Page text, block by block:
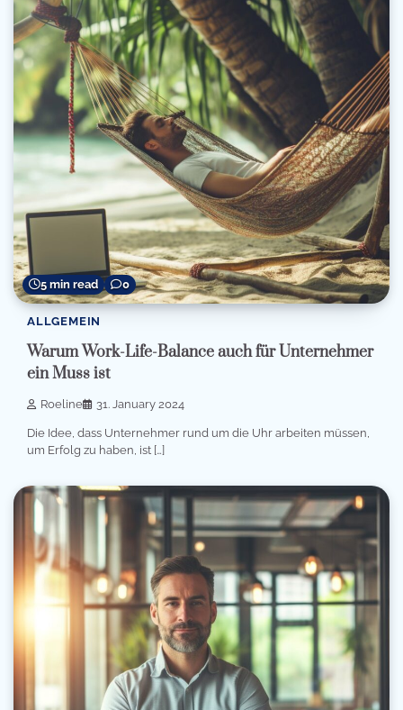
5 min read 0
ALLGEMEIN
Warum Work-Life-Balance auch für Unternehmer
ein Muss ist
Roeline 31. January 2024
Die Idee, dass Unternehmer rund um die Uhr arbeiten müssen,
um Erfolg zu haben, ist […]